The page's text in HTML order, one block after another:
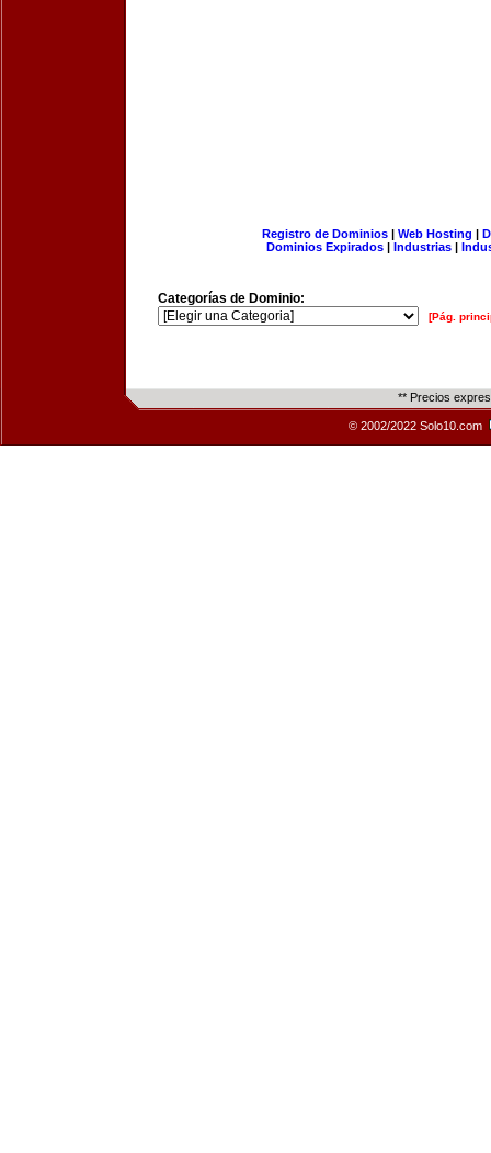
Registro de Dominios| Web Hosting |
Dominios Expirados | Industrias |
Categorías de Dominio:
[Pág.
** Precios
© 2002/2022 Solo10.com